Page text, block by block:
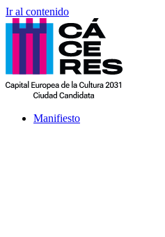
Ir al contenido
Manifiesto